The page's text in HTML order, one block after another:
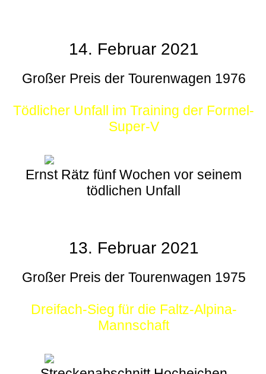
14. Februar 2021
Großer Preis der Tourenwagen 1976
Tödlicher Unfall im Training der Formel-
Super-V
Ernst Rätz fünf Wochen vor seinem
tödlichen Unfall
13. Februar 2021
Großer Preis der Tourenwagen 1975
Dreifach-Sieg für die Faltz-Alpina-
Mannschaft